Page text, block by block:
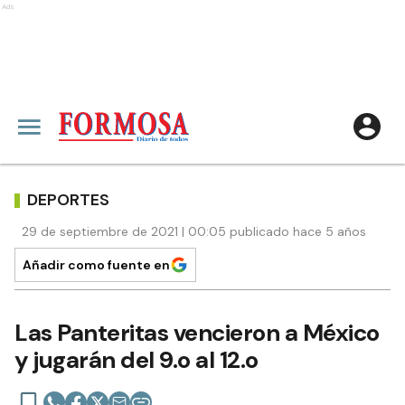
Ads
DEPORTES
29 de septiembre de 2021 | 00:05 publicado hace 5 años
Añadir como fuente en
Las Panteritas vencieron a México
y jugarán del 9.o al 12.o